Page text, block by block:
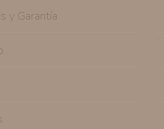
y Garantía